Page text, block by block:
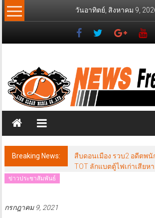
Skip
to
วันอาทิตย์, สิงหาคม 9,
News
Freelancer
วส์
ฟรี
แลน
เซอร์
Breaking News:
สืบดอนเมือง รวบ2 อดีตพ
TOT ลักแบตตู้ไฟเก่าเสียห
ข่าวประชาสัมพันธ์
กรกฎาคม 9, 2021